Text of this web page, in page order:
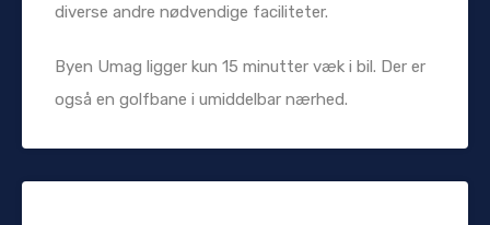
diverse andre nødvendige faciliteter.
Byen Umag ligger kun 15 minutter væk i bil. Der er
også en golfbane i umiddelbar nærhed.